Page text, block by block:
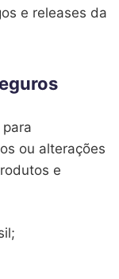
e releases da
ou alterações
e